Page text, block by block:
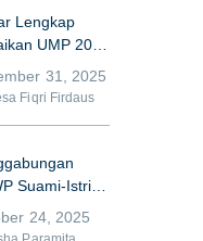
Lengkap
UMP 2026
Provinsi31, 2025
Fiqri Firdaus
Suami-Istri di
24, 2025